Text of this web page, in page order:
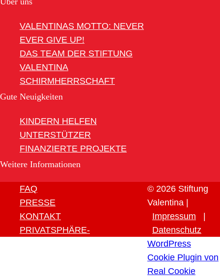
VALENTINAS MOTTO: NEVER
EVER GIVE UP!
DAS TEAM DER STIFTUNG
VALENTINA
SCHIRMHERRSCHAFT
Gute Neuigkeiten
KINDERN HELFEN
UNTERSTÜTZER
FINANZIERTE PROJEKTE
Weitere Informationen
FAQ
PRESSE
KONTAKT
PRIVATSPHÄRE-
© 2026 Stiftung
Valentina |
Impressum
Datenschutz
WordPress
Cookie Plugin von
Real Cookie